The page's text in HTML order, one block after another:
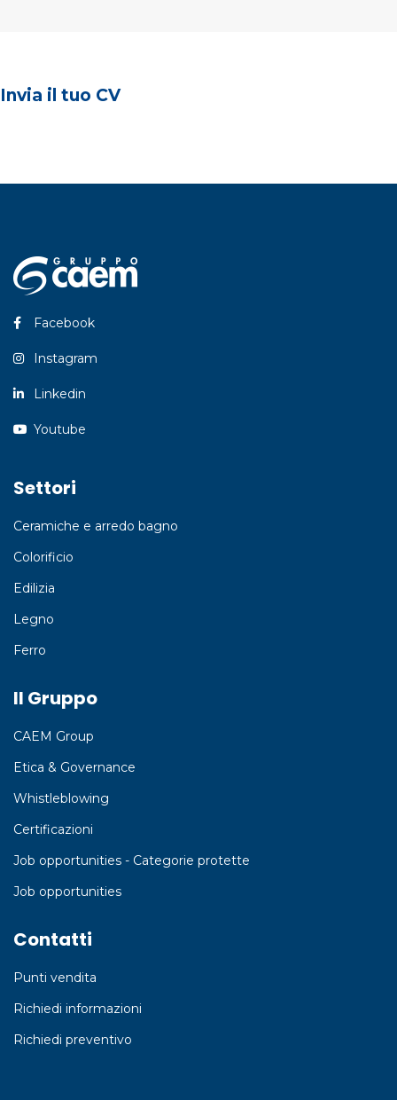
Invia il tuo CV
Facebook
Instagram
Linkedin
Youtube
Settori
Ceramiche e arredo bagno
Colorificio
Edilizia
Legno
Ferro
Il Gruppo
CAEM Group
Etica & Governance
Whistleblowing
Certificazioni
Job opportunities - Categorie protette
Job opportunities
Contatti
Punti vendita
Richiedi informazioni
Richiedi preventivo